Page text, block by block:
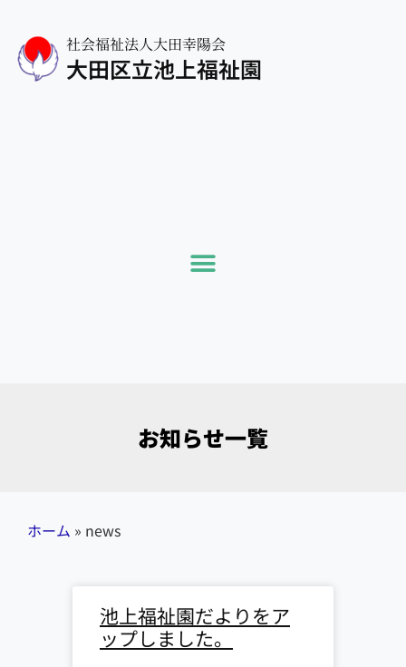
社会福祉法人大田幸陽会
大田区立池上福祉園
お知らせ一覧
ホーム » news
池上福祉園だよりをア
ップしました。